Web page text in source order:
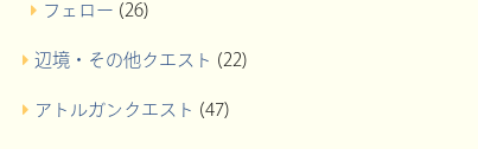
フェロー (26)
辺境・その他クエスト (22)
アトルガンクエスト (47)